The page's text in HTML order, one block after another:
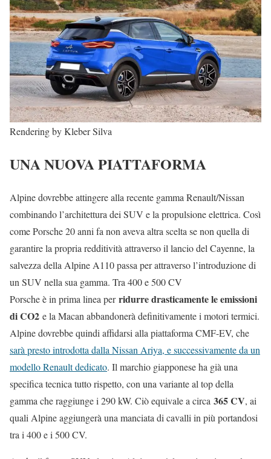
Rendering by Kleber Silva
UNA NUOVA PIATTAFORMA
Alpine dovrebbe attingere alla recente gamma Renault/Nissan
combinando l’architettura dei SUV e la propulsione elettrica. Così
come Porsche 20 anni fa non aveva altra scelta se non quella di
garantire la propria redditività attraverso il lancio del Cayenne, la
salvezza della Alpine A110 passa per attraverso l’introduzione di
un SUV nella sua gamma. Tra 400 e 500 CV
Porsche è in prima linea perridurre drasticamente le emissioni
di CO2 e la Macan abbandonerà definitivamente i motori termici.
Alpine dovrebbe quindi affidarsi alla piattaforma CMF-EV, che
sarà presto introdotta dalla Nissan Ariya, e successivamente da un
modello Renault dedicato. Il marchio giapponese ha già una
specifica tecnica tutto rispetto, con una variante al top della
gamma che raggiunge i 290 kW. Ciò equivale a circa 365 CV, ai
quali Alpine aggiungerà una manciata di cavalli in più portandosi
tra i 400 e i 500 CV.